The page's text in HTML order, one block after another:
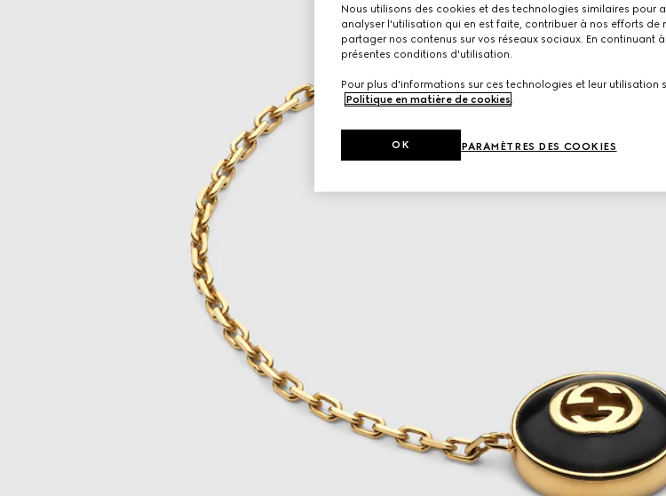
Nous utilisons des cookies et des technologies similaires pour
analyser l'utilisation qui en est faite, contribuer à nos efforts de
partager nos contenus sur vos réseaux sociaux. En continuant
présentes conditions d'utilisation.
Pour plus d'informations sur ces technologies et leur utilisation
Politique en matière de cookies
PARAMÈTRES DES COOKIES
OK